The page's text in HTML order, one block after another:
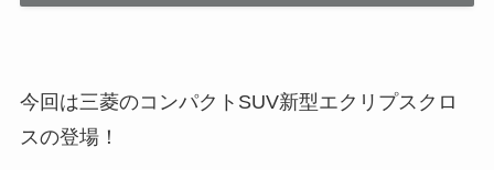
今回は三菱のコンパクトSUV新型エクリプスクロ
スの登場！